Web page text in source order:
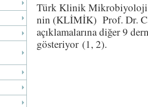
Türk Klinik Mikrobiyoloji
nin (KLİMİK) Prof. Dr.
açıklamalarına diğer 9
gösteriyor (1, 2).